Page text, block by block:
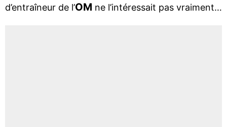
d’entraîneur de l’OM ne l’intéressait pas vraiment…